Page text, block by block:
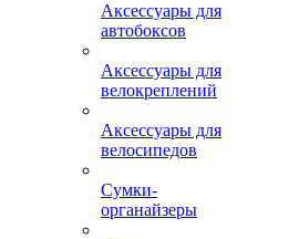
Аксессуары для
автобоксов
Аксессуары для
велокреплений
Аксессуары для
велосипедов
Сумки-
органайзеры